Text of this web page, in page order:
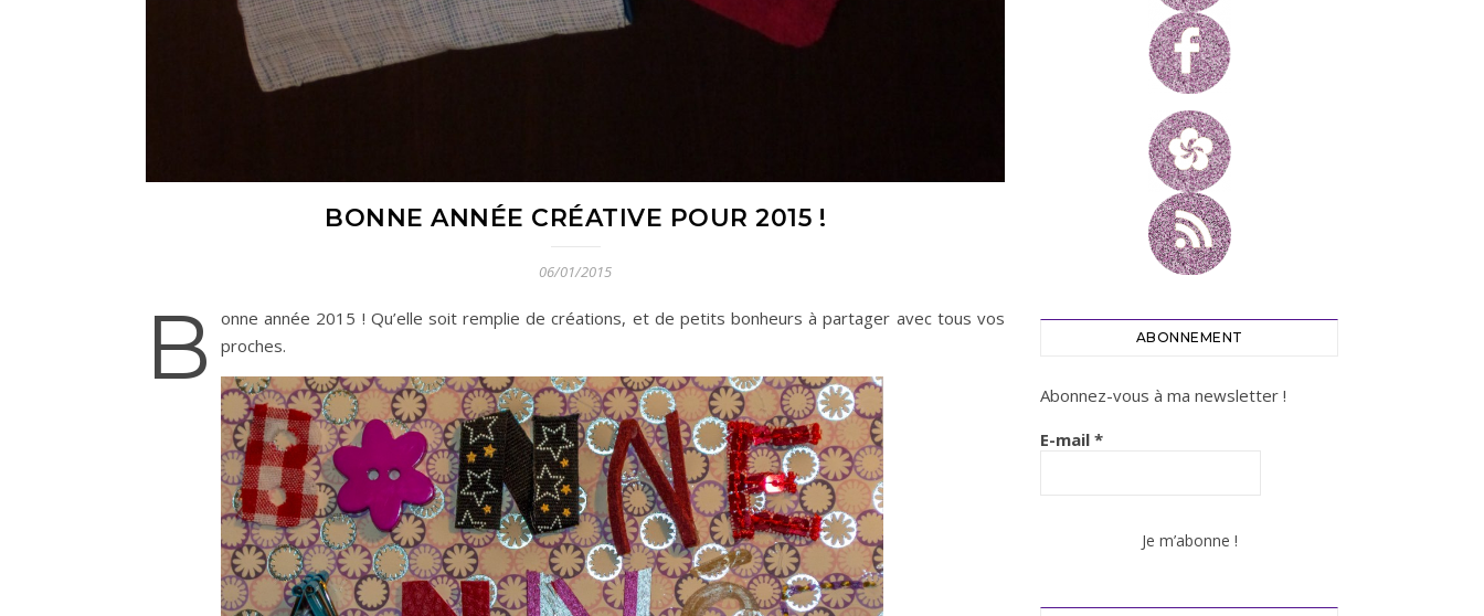
BONNE ANNÉE CRÉATIVE POUR 2015 !
06/01/2015
B
onne année 2015 ! Qu’elle soit remplie de créations, et de petits bonheurs à partager avec tous vos
proches.
ABONNEMENT
Abonnez-vous à ma newsletter !
E-mail *